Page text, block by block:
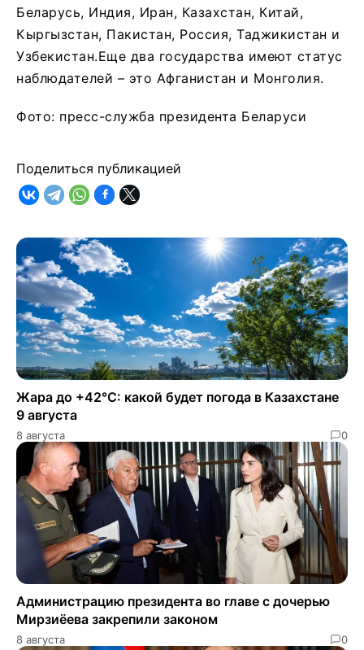
Беларусь, Индия, Иран, Казахстан, Китай,
Кыргызстан, Пакистан, Россия, Таджикистан и
Узбекистан.Еще два государства имеют статус
наблюдателей – это Афганистан и Монголия.
Фото: пресс-служба президента Беларуси
Поделиться публикацией
Жара до +42°C: какой будет погода в Казахстане
9 августа
8 августа 0
Администрацию президента во главе с дочерью
Мирзиёева закрепили законом
8 августа 0